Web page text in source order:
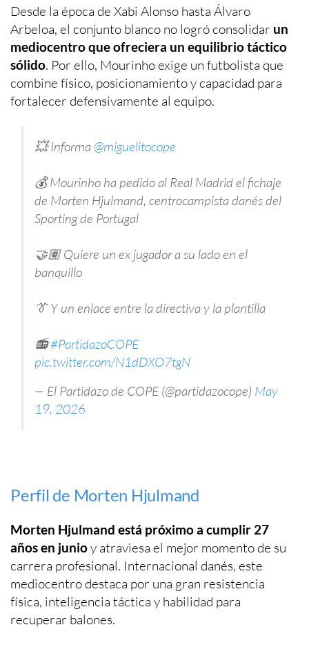
Desde la época de Xabi Alonso hasta Álvaro
Arbeloa, el conjunto blanco no logró consolidar un
mediocentro que ofreciera un equilibrio táctico
sólido. Por ello, Mourinho exige un futbolista que
combine físico, posicionamiento y capacidad para
fortalecer defensivamente al equipo.
💥 Informa @miguelitocope
💰 Mourinho ha pedido al Real Madrid el fichaje
de Morten Hjulmand, centrocampista danés del
Sporting de Portugal
🤝🏽 Quiere un ex jugador a su lado en el
banquillo
👔 Y un enlace entre la directiva y la plantilla
📻#PartidazoCOPE
pic.twitter.com/N1dDXO7tgN
— El Partidazo de COPE (@partidazocope) May
19, 2026
Perfil de Morten Hjulmand
Morten Hjulmand está próximo a cumplir 27
años en junioy atraviesa el mejor momento de su
carrera profesional. Internacional danés, este
mediocentro destaca por una gran resistencia
física, inteligencia táctica y habilidad para
recuperar balones.